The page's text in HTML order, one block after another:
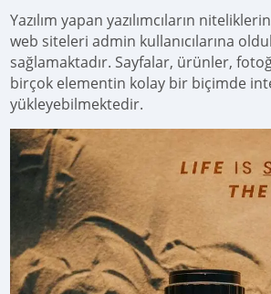
Yazılım yapan yazılımcıların
web siteleri admin kullanıcılarına
sağlamaktadır. Sayfalar, ürünler,
birçok elementin kolay bir biçimde
yükleyebilmektedir.